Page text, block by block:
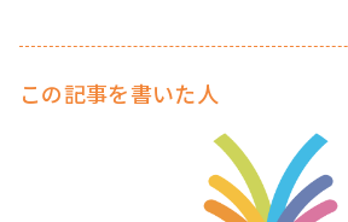
この記事を書いた人